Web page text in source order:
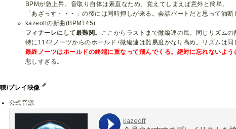
BPMが急上昇。音取り自体は素直なため、覚えてしまえば意外と簡単。
「あざっす・・・」の後には同時押しが来る。会話パートだと思って油断
kazeoffの新曲(BPM145)
フィナーレにして最難関。 ここからラストまで微縦連の嵐。同じリズム
特に1142ノーツからのホールド+微縦連は難易度かなり高め。リズムは同
最終ノーツはホールドの終端に重なって飛んでくる。絶対に忘れないよう
悲しすぎる。
/プレイ映像
公式音源